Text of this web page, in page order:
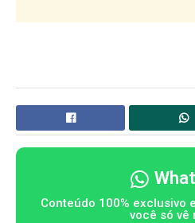
Conteúdo 100% exclusivo
você só vê